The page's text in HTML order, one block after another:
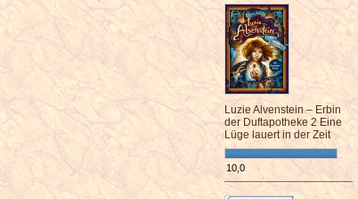
Luzie Alvenstein – Erbin
der Duftapotheke 2 Eine
Lüge lauert in der Zeit
10,0
¯¯¯¯¯¯¯¯¯¯¯¯¯¯¯¯¯¯¯¯¯¯¯¯